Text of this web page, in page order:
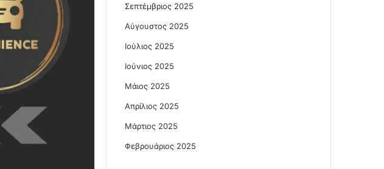
Σεπτέμβριος 2025
Αύγουστος 2025
Ιούλιος 2025
Ιούνιος 2025
Μάιος 2025
Απρίλιος 2025
Μάρτιος 2025
Φεβρουάριος 2025